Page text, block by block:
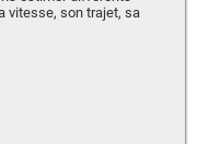
vitesse, son trajet, sa